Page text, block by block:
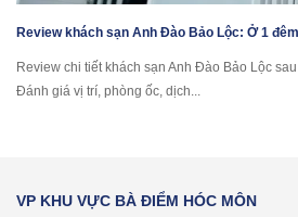
Review khách sạn Anh Đào Bảo Lộc: Ở 1
Review chi tiết khách sạn Anh Đào Bảo Lộc
Đánh giá vị trí, phòng ốc, dịch...
VP KHU VỰC BÀ ĐIỂM HÓC MÔN